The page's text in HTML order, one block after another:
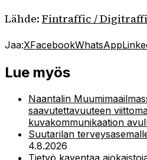
Lähde: Fintraffic /
Jaa:XFacebookWhatsApp
Lue myös
Naantalin
saavutettavuuteen
kuvakommunikaation
Suutarilan
4.8.2026